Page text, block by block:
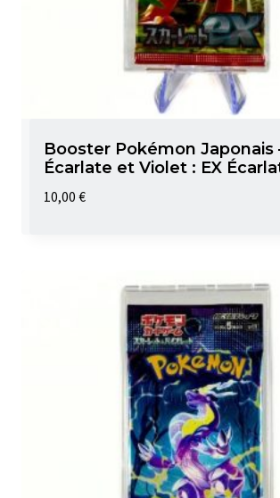
Booster Pokémon Japonais
Écarlate et Violet : EX
10,00 €